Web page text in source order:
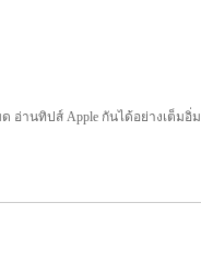
อ่านทิปส์ Apple กันได้อย่างเต็มอิ่ม